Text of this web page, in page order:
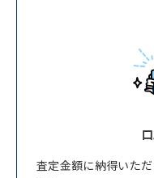
査定金額に納得いた